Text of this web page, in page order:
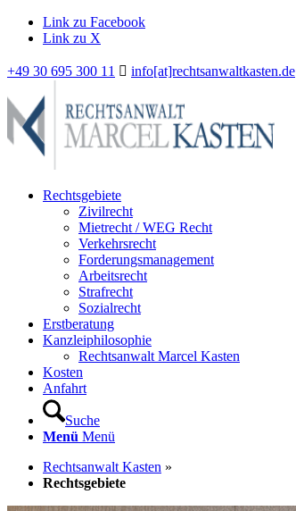
Link zu Facebook
Link zu X
+49 30 695 300 11 info[at]rechtsanwaltkasten.de
Rechtsgebiete
Zivilrecht
Mietrecht / WEG Recht
Verkehrsrecht
Forderungsmanagement
Arbeitsrecht
Strafrecht
Sozialrecht
Erstberatung
Kanzleiphilosophie
Rechtsanwalt Marcel Kasten
Kosten
Anfahrt
Suche
Menü Menü
Rechtsanwalt Kasten »
Rechtsgebiete